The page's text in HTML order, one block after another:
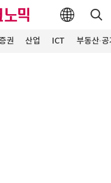
권 산업 ICT 부동산·